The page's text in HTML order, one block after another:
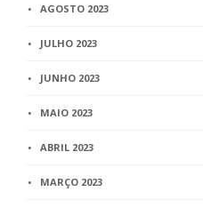
AGOSTO 2023
JULHO 2023
JUNHO 2023
MAIO 2023
ABRIL 2023
MARÇO 2023